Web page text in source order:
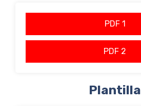
PDF 1
PDF 2
Plantilla